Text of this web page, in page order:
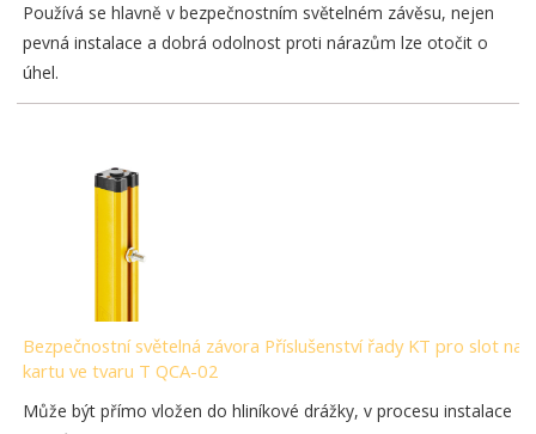
Používá se hlavně v bezpečnostním světelném závěsu, nejen
pevná instalace a dobrá odolnost proti nárazům lze otočit o
úhel.
Bezpečnostní světelná závora Příslušenství řady KT pro slot na
kartu ve tvaru T QCA-02
Může být přímo vložen do hliníkové drážky, v procesu instalace